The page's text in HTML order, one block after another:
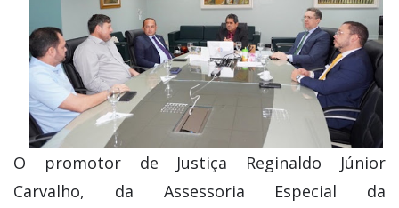
O promotor de Justiça Reginaldo Júnior
Carvalho, da Assessoria Especial da